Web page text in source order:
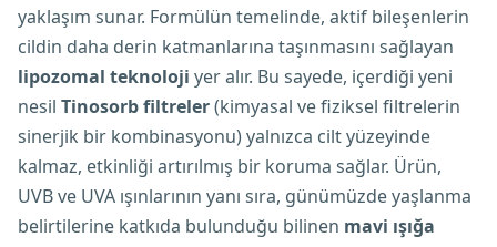
yaklaşım sunar. Formülün temelinde, aktif bileşenlerin
cildin daha derin katmanlarına taşınmasını sağlayan
lipozomal teknoloji yer alır. Bu sayede, içerdiği yeni
nesil Tinosorb filtreler(kimyasal ve fiziksel filtrelerin
sinerjik bir kombinasyonu) yalnızca cilt yüzeyinde
kalmaz, etkinliği artırılmış bir koruma sağlar. Ürün,
UVB ve UVA ışınlarının yanı sıra, günümüzde yaşlanma
belirtilerine katkıda bulunduğu bilinen mavi ışığa